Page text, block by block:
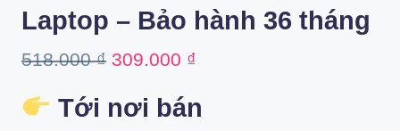
Laptop – Bảo hành 36 tháng
518.000₫ Original
was:
309.000 ₫
is:
Tới nơi bán